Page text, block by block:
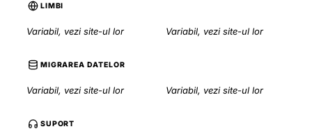
LIMBI
Variabil, vezi site-ul lor Variabil, vezi site-ul lor
MIGRAREA DATELOR
Variabil, vezi site-ul lor Variabil, vezi site-ul lor
SUPORT